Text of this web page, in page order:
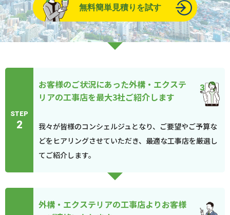
無料簡単見積りを試す
STEP
2
お客様のご状況にあった外構・エクステ
リアの工事店を最大3社ご紹介します
我々が皆様のコンシェルジュとなり、ご要望やご予算な
どをヒアリングさせていただき、最適な工事店を厳選し
てご紹介します。
外構・エクステリアの工事店よりお客様